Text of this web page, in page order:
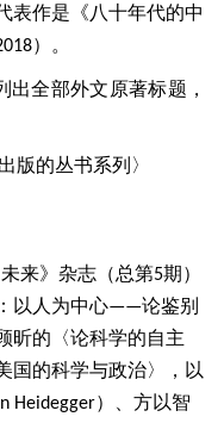
表作是《八十年代的中
）。
出全部外文原著标题，
版的丛书系列〉
来》杂志（总第5期）
以人为中心——论鉴别
昕的〈论科学的自主
国的科学与政治〉，以
Heidegger）、方以智